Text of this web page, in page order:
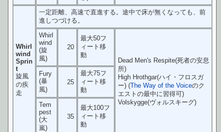
Whirl
wind
Sprin
t
旋風
の疾
走
一定距離、高速で直進する。途中で床が無くなっても、前
進しつづける。
Whirl
wind
(旋
風)
20
最大50フ
ィート移
動
Dead Men's Respite(死者の安息
所)
High Hrothgar(ハイ・フロスガ
ー) (The Way of the Voiceのク
エストの最中に習得可)
Volskygge(ヴォルスキーグ)
Fury
(暴
風)
25
最大75フ
ィート移
動
Tem
pest
(大
嵐)
35
最大100フ
ィート移
動